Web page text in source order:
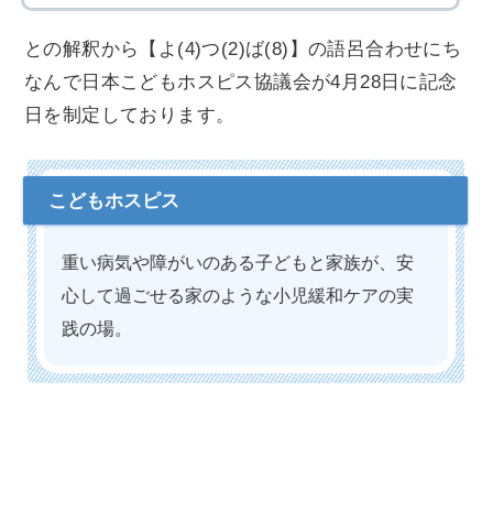
との解釈から【よ(4)つ(2)ば(8)】の語呂合わせにち
なんで日本こどもホスピス協議会が4月28日に記念
日を制定しております。
重い病気や障がいのある子どもと家族が、安
心して過ごせる家のような小児緩和ケアの実
践の場。